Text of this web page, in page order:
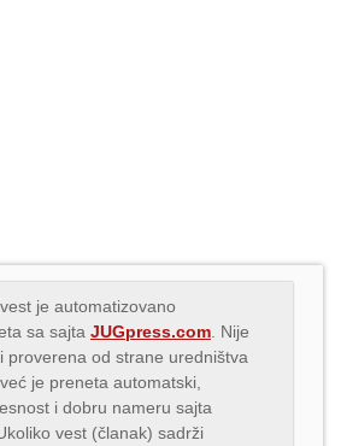
je automatizovano
sa sajta JUGpress.com . Nije
proverena od strane uredništva
je preneta automatski,
i dobru nameru sajta
Ukoliko vest (članak) sadrži